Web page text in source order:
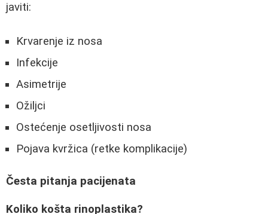
javiti:
Krvarenje iz nosa
Infekcije
Asimetrije
Ožiljci
Ostećenje osetljivosti nosa
Pojava kvržica (retke komplikacije)
Česta pitanja pacijenata
Koliko košta rinoplastika?